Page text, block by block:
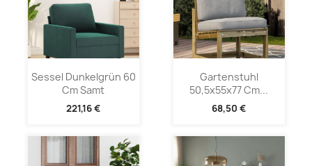
Sessel Dunkelgrün 60
Cm Samt
221,16 €
Gartenstuhl
50,5x55x77 Cm...
68,50 €